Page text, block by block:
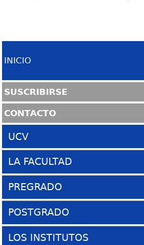
INICIO
SUSCRIBIRSE
CONTACTO
UCV
Sitio UCV
La Ciudad Universitaria
COPRED
SABER UCV
LA FACULTAD
Presentación
Historia
El Edificio FAU
PREGRADO
Escuela de Arquitectura
Organigrama
POSTGRADO
Coordinación de Postgrado
LOS INSTITUTOS